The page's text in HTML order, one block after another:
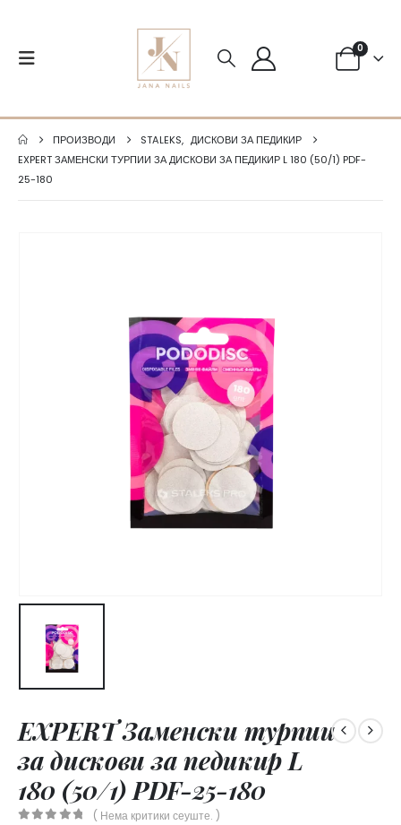
0
ПРОИЗВОДИ STALEKS, ДИСКОВИ ЗА ПЕДИКИР
EXPERT ЗАМЕНСКИ ТУРПИИ ЗА ДИСКОВИ ЗА ПЕДИКИР L 180 (50/1) PDF-
25-180
EXPERT Заменски турпии
за дискови за педикир L
180 (50/1) PDF-25-180
( Нема критики сеуште. )